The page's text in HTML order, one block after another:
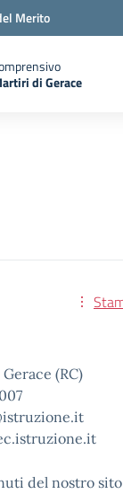
Merito
di Gerace
(RC)
del nostro sito